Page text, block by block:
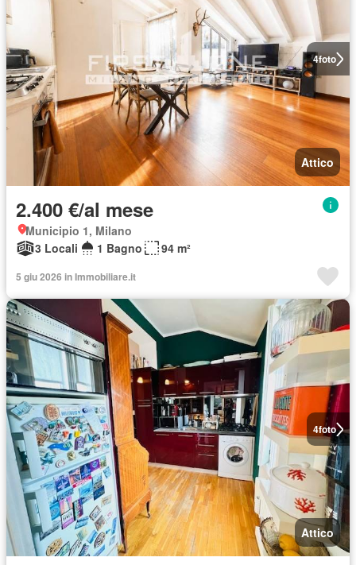
4foto
Attico
2.400 €/al mese
Municipio 1, Milano
3 Locali
1 Bagno 94 m²
5 giu 2026 in Immobiliare.it
4foto
Attico